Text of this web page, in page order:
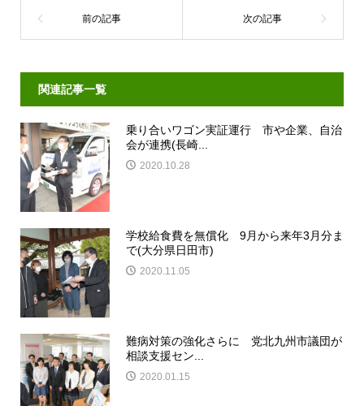
関連記事一覧
乗り合いワゴン実証運行 市や企業、自治
会が連携(長崎...
2020.10.28
学校給食費を無償化 9月から来年3月分ま
で(大分県日田市)
2020.11.05
難病対策の強化さらに 党北九州市議団が
相談支援セン...
2020.01.15